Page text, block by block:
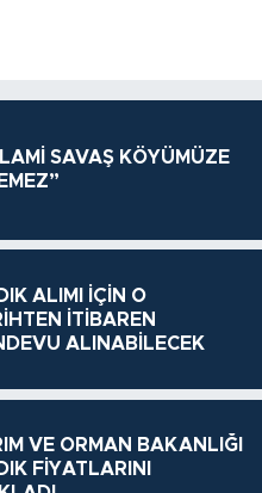
SAVAŞ KÖYÜMÜZE
ALIMI İÇİN O
İTİBAREN
ALINABİLECEK
VE ORMAN BAKANLIĞI
FİYATLARINI